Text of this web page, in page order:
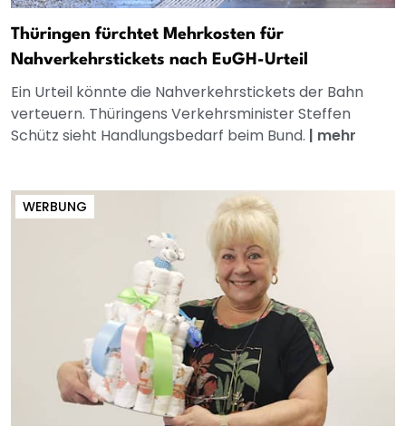
Thüringen fürchtet Mehrkosten für
Nahverkehrstickets nach EuGH-Urteil
Ein Urteil könnte die Nahverkehrstickets der Bahn
verteuern. Thüringens Verkehrsminister Steffen
Schütz sieht Handlungsbedarf beim Bund. | mehr
WERBUNG